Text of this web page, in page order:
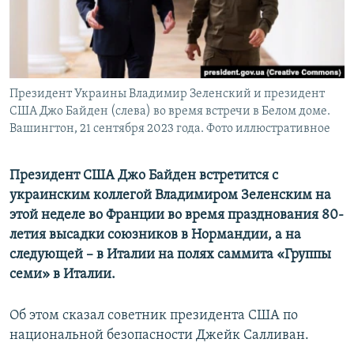
ПОБЕДИТЕЛЕЙ НЕ СУДЯТ?
КРЫМ.НЕПОКОРЕННЫЙ
ELIFBE
УКРАИНСКАЯ ПРОБЛЕМА КРЫМА
ПРИСОЕДИНЯЙТЕСЬ!
Все сайты RFE/RL
Президент Украины Владимир Зеленский и президент
США Джо Байден (слева) во время встречи в Белом доме.
Вашингтон, 21 сентября 2023 года. Фото иллюстративное
Президент США Джо Байден встретится с
украинским коллегой Владимиром Зеленским на
этой неделе во Франции во время празднования 80-
летия высадки союзников в Нормандии, а на
следующей – в Италии на полях саммита «Группы
семи» в Италии.
Об этом сказал советник президента США по
национальной безопасности Джейк Салливан.